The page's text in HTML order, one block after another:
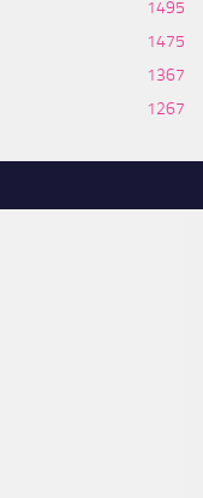
1495
1475
1367
1267